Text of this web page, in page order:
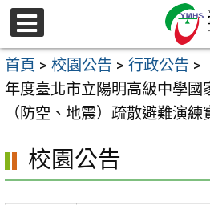
跳
至
主
要
區
選
單
首頁 > 校園公告 > 行政公告 >
年度臺北市立陽明高級中學國
（防空、地震）疏散避難演
校園公告